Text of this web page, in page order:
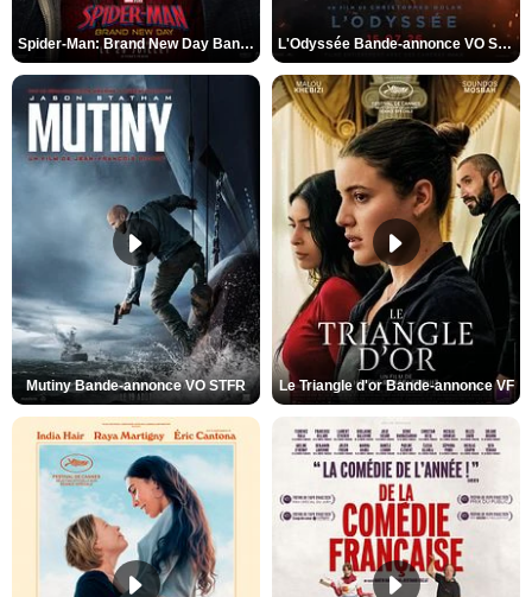
Spider-Man: Brand New Day Bande-annonce VO STFR L'Odyssée Bande-annonce VO STFR
Mutiny Bande-annonce VO STFR Le Triangle d'or Bande-annonce VF